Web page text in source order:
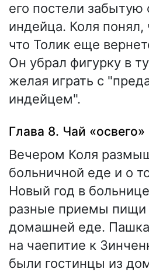
его постели забытую
индейца. Коля понял,
что Толик еще
Он убрал фигурку в
желая играть с
индейцем".
Глава 8. Чай «освего»
Вечером Коля
больничной еде и о
Новый год в
разные приемы пищи
домашней еде. Пашка
на чаепитие к
были гостинцы из